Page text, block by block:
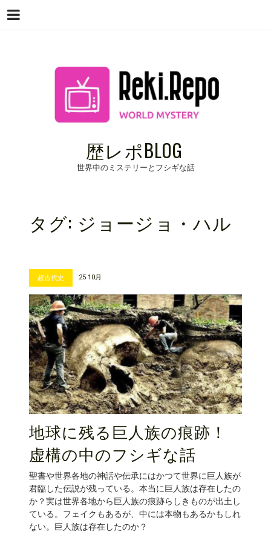
歴レポBLOG
世界中のミステリーとフシギな話
タグ: ジョージョ・ハル
超古代史 25 10月
地球に残る巨人族の痕跡！
虚構の中のフシギな話
聖書や世界各地の神話や伝承にはかつて世界に巨人族が
君臨した伝説が残っている。本当に巨人族は存在したの
か？実は世界各地から巨人族の痕跡らしきものが出土し
ている。フェイクもあるが、中には本物もあるかもしれ
ない。巨人族は存在したのか？
Menu